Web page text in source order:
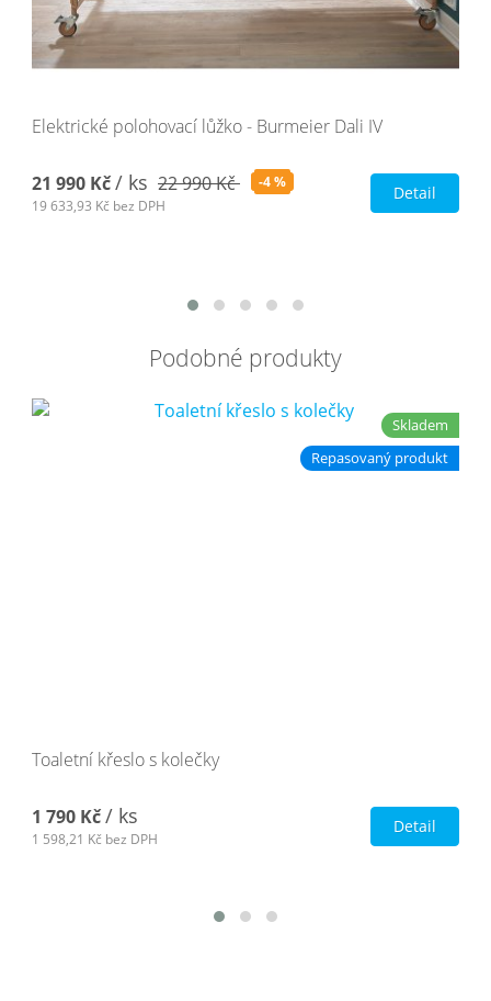
Elektrické polohovací lůžko - Burmeier Dali IV
21 990 Kč/ ks 22 990 Kč
-4 %
19 633,93 Kč bez DPH
Detail
Podobné produkty
Skladem
Repasovaný produkt
Toaletní křeslo s kolečky
1 790 Kč/ ks
1 598,21 Kč bez DPH
Detail